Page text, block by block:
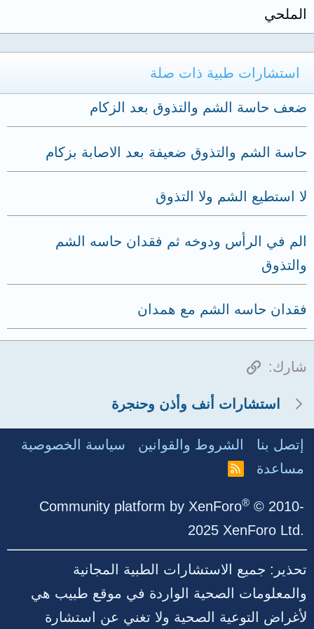
الملحي
استشارات طبية ذات صلة
ضعف حاسة الشم والتذوق بعد الزكام
حاسة الشم والتذوق ضعيفة بعد الاصابة بزكام
لا استطيع الشم ولا التذوق
الم في الرأس ودوخه ثم فقدان حاسه الشم
والتذوق
فقدان حاسه الشم مع همدان
شارك: الرابط
استشارات أنف وأذن وحنجرة
إتصل بنا الشروط والقوانين
سياسة الخصوصية
مساعدة
R
Community platform by XenForo® © 2010-
2025 XenForo Ltd.
تحذير: جميع الاستشارات الطبية المجانية
والمعلومات الصحية الواردة في موقع طبيب هي
لأغراض التوعية الصحية ولا تغني عن استشارة